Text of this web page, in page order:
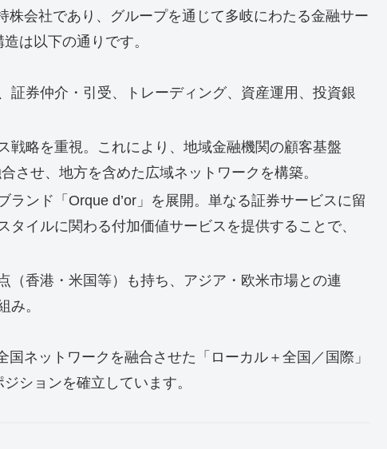
会社であり、グループを通じて多岐にわたる金融サー
は以下の通りです。
証券仲介・引受、トレーディング、資産運用、投資銀
戦略を重視。これにより、地域金融機関の顧客基盤
させ、地方を含めた広域ネットワークを構築。
ランド「Orque d’or」を展開。単なる証券サービスに留
タイルに関わる付加価値サービスを提供することで、
（香港・米国等）も持ち、アジア・欧米市場との連
み。
ネットワークを融合させた「ローカル＋全国／国際」
ションを確立しています。